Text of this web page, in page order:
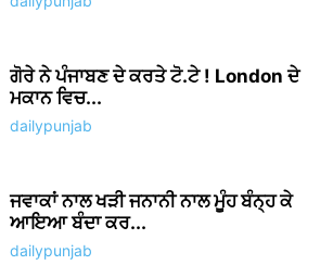
ਗੋਰੇ ਨੇ ਪੰਜਾਬਣ ਦੇ ਕਰਤੇ ਟੋ.ਟੇ ! London ਦੇ
ਮਕਾਨ ਵਿਚ...
dailypunjab
ਜਵਾਕਾਂ ਨਾਲ ਖੜੀ ਜਨਾਨੀ ਨਾਲ ਮੂੰਹ ਬੰਨ੍ਹ ਕੇ
ਆਇਆ ਬੰਦਾ ਕਰ...
dailypunjab